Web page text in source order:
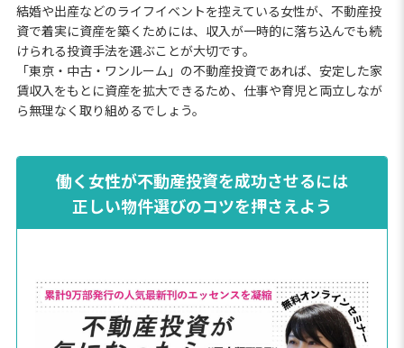
結婚や出産などのライフイベントを控えている女性が、不動産投
資で着実に資産を築くためには、収入が一時的に落ち込んでも続
けられる投資手法を選ぶことが大切です。
「東京・中古・ワンルーム」の不動産投資であれば、安定した家
賃収入をもとに資産を拡大できるため、仕事や育児と両立しなが
ら無理なく取り組めるでしょう。
働く女性が不動産投資を成功させるには
正しい物件選びのコツを押さえよう